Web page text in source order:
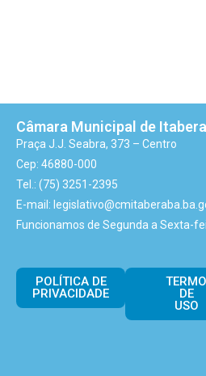
Câmara Municipal de
Praça J.J. Seabra, 373 – Centro
Cep: 46880-000
Tel.: (75) 3251-2395
E-mail:
Funcionamos de Segunda a Sexta-
POLÍTICA DE
PRIVACIDADE
TERMO
DE
USO